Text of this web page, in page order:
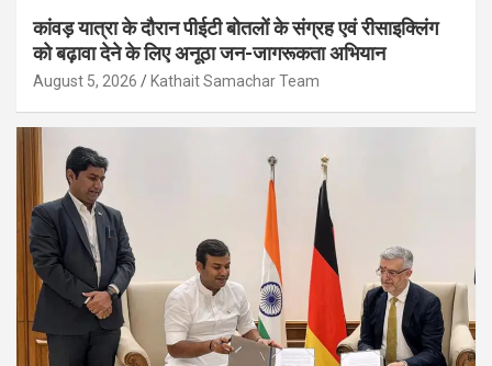
कांवड़ यात्रा के दौरान पीईटी बोतलों के संग्रह एवं रीसाइक्लिंग
को बढ़ावा देने के लिए अनूठा जन-जागरूकता अभियान
August 5, 2026 Kathait Samachar Team